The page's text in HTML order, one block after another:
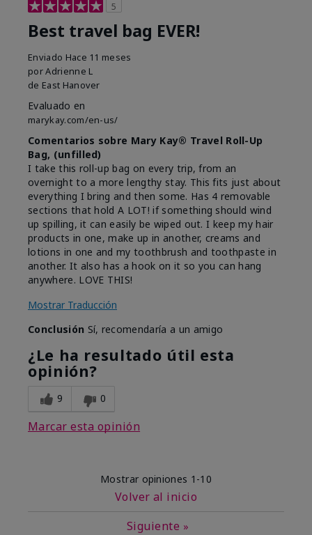
5
Best travel bag EVER!
Enviado Hace 11 meses
porAdrienne L
de East Hanover
Evaluado en
marykay.com/en-us/
Comentarios sobre Mary Kay® Travel Roll-Up
Bag, (unfilled)
I take this roll-up bag on every trip, from an
overnight to a more lengthy stay. This fits just about
everything I bring and then some. Has 4 removable
sections that hold A LOT! if something should wind
up spilling, it can easily be wiped out. I keep my hair
products in one, make up in another, creams and
lotions in one and my toothbrush and toothpaste in
another. It also has a hook on it so you can hang
anywhere. LOVE THIS!
Mostrar Traducción
Conclusión Sí, recomendaría a un amigo
¿Le ha resultado útil esta
opinión?
9 0
Marcar esta opinión
Mostrar opiniones 1-10
Volver al inicio
Siguiente »